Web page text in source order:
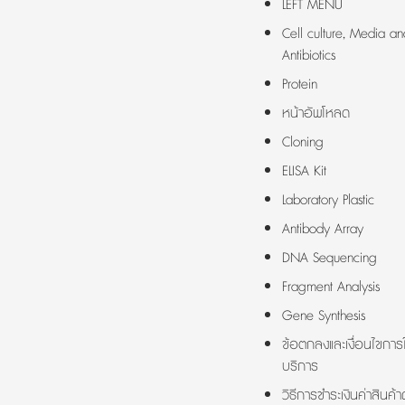
LEFT MENU
Cell culture, Media
Antibiotics
Protein
หน้าอัพโหลด
Cloning
ELISA Kit
Laboratory Plastic
Antibody Array
DNA Sequencing
Fragment Analysis
Gene Synthesis
ข้อตกลงและเงื่อนไขการ
บริการ
วิธีการชำระเงินค่าสินค้